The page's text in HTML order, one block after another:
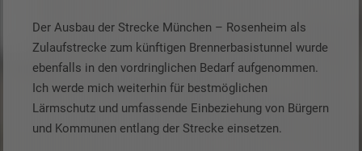
Der Ausbau der Strecke München – Rosenheim als
Zulaufstrecke zum künftigen Brennerbasistunnel wurde
ebenfalls in den vordringlichen Bedarf aufgenommen.
Ich werde mich weiterhin für bestmöglichen
Lärmschutz und umfassende Einbeziehung von Bürgern
und Kommunen entlang der Strecke einsetzen.